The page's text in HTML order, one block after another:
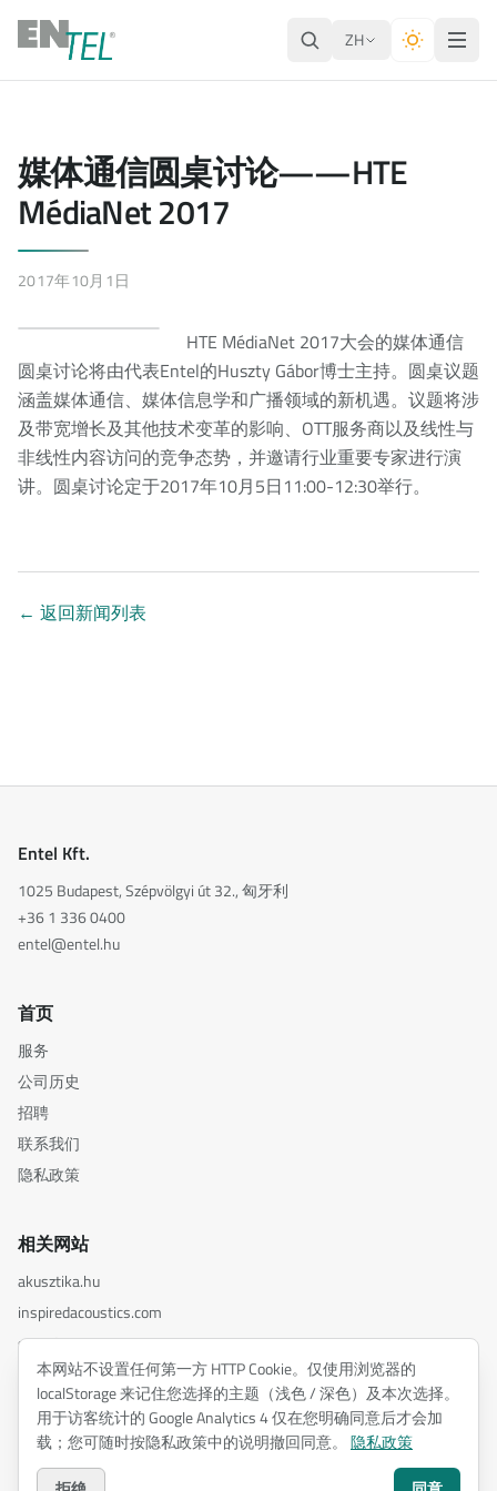
ZH
媒体通信圆桌讨论——HTE
MédiaNet 2017
2017年10月1日
HTE MédiaNet 2017大会的媒体通信
圆桌讨论将由代表Entel的Huszty Gábor博士主持。圆桌议题
涵盖媒体通信、媒体信息学和广播领域的新机遇。议题将涉
及带宽增长及其他技术变革的影响、OTT服务商以及线性与
非线性内容访问的竞争态势，并邀请行业重要专家进行演
讲。圆桌讨论定于2017年10月5日11:00-12:30举行。
← 返回新闻列表
Entel Kft.
1025 Budapest, Szépvölgyi út 32., 匈牙利
+36 1 336 0400
entel@entel.hu
首页
服务
公司历史
招聘
联系我们
隐私政策
相关网站
akusztika.hu
inspiredacoustics.com
soundy.ai
irat.ai
2026ENTEL Műszaki Fejlesztő Kft. —
版权所有,保留所有权利。
隐私政策
本网站不设置任何第一方 HTTP Cookie。仅使用浏览器的
localStorage 来记住您选择的主题（浅色 / 深色）及本次选择。
用于访客统计的 Google Analytics 4 仅在您明确同意后才会加
载；您可随时按隐私政策中的说明撤回同意。 隐私政策